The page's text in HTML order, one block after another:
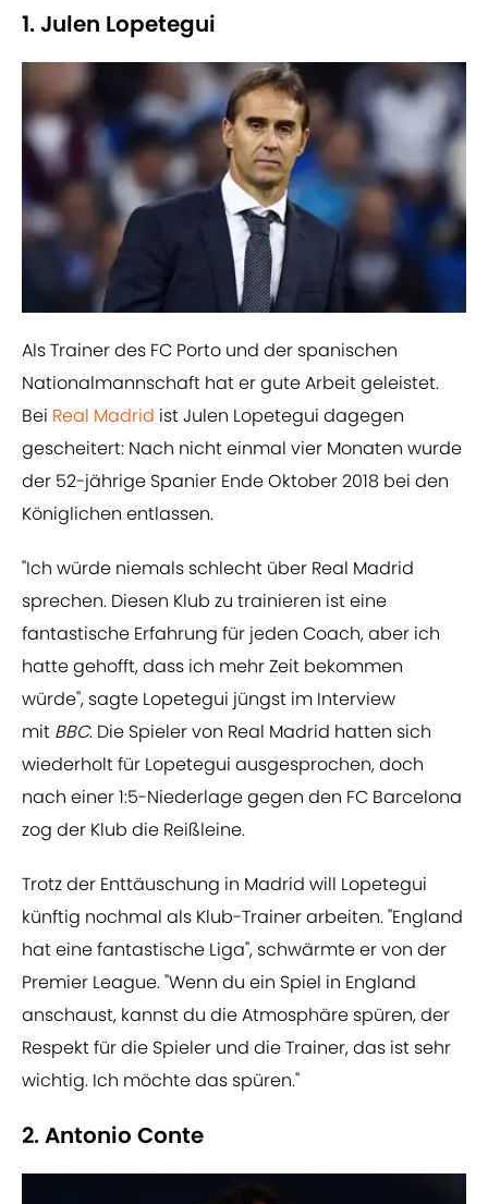
1. Julen Lopetegui
Als Trainer des FC Porto und der spanischen
Nationalmannschaft hat er gute Arbeit geleistet.
Bei Real Madrid ist Julen Lopetegui dagegen
gescheitert: Nach nicht einmal vier Monaten wurde
der 52-jährige Spanier Ende Oktober 2018 bei den
Königlichen entlassen.
"Ich würde niemals schlecht über Real Madrid
sprechen. Diesen Klub zu trainieren ist eine
fantastische Erfahrung für jeden Coach, aber ich
hatte gehofft, dass ich mehr Zeit bekommen
würde", sagte Lopetegui jüngst im Interview
mit BBC. Die Spieler von Real Madrid hatten sich
wiederholt für Lopetegui ausgesprochen, doch
nach einer 1:5-Niederlage gegen den FC Barcelona
zog der Klub die Reißleine.
Trotz der Enttäuschung in Madrid will Lopetegui
künftig nochmal als Klub-Trainer arbeiten. "England
hat eine fantastische Liga", schwärmte er von der
Premier League. "Wenn du ein Spiel in England
anschaust, kannst du die Atmosphäre spüren, der
Respekt für die Spieler und die Trainer, das ist sehr
wichtig. Ich möchte das spüren."
2. Antonio Conte